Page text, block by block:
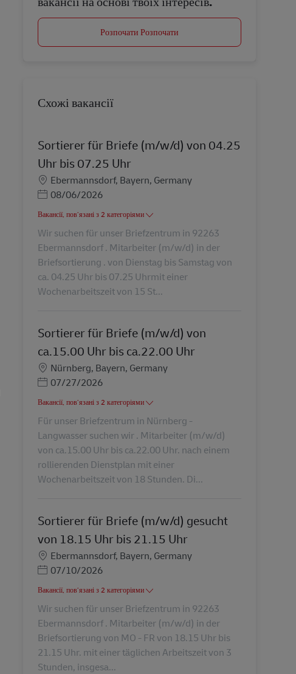
Розпочати Розпочати
Схожі вакансії
Sortierer für Briefe (m/w/d) von 04.25
Uhr bis 07.25 Uhr
Місцезнаходження
Ebermannsdorf, Bayern, Germany
Posted Date
08/06/2026
Вакансії, пов’язані з 2 категоріями
Wir suchen für unser Briefzentrum in 92263
Ebermannsdorf . Mitarbeiter (m/w/d) in der
Briefsortierung . von Dienstag bis Samstag von
ca. 04.25 Uhr bis 07.25 Uhrmit einer
Wochenarbeitszeit von 15 St...
Sortierer für Briefe (m/w/d) von
ca.15.00 Uhr bis ca.22.00 Uhr
Місцезнаходження
Nürnberg, Bayern, Germany
Posted Date
07/27/2026
Вакансії, пов’язані з 2 категоріями
Für unser Briefzentrum in Nürnberg -
Langwasser suchen wir . Mitarbeiter (m/w/d)
von ca.15.00 Uhr bis ca.22.00 Uhr. nach einem
rollierenden Dienstplan mit einer
Wochenarbeitszeit von 18 Stunden. Di...
Sortierer für Briefe (m/w/d) gesucht
von 18.15 Uhr bis 21.15 Uhr
Місцезнаходження
Ebermannsdorf, Bayern, Germany
Posted Date
07/10/2026
Вакансії, пов’язані з 2 категоріями
Wir suchen für unser Briefzentrum in 92263
Ebermannsdorf . Mitarbeiter (m/w/d) in der
Briefsortierung von MO - FR von 18.15 Uhr bis
21.15 Uhr. mit einer täglichen Arbeitszeit von 3
Stunden, insgesa...